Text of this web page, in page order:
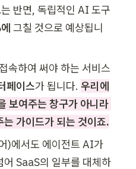
반면, 독립적인 AI 도구
그칠 것으로 예상됩니
속하여 써야 하는 서비스
페이스가 됩니다. 우리에
보여주는 창구가 아니라
가이드가 되는 것이죠.
SaaS의 일부를 대체하